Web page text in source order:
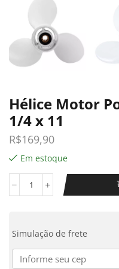
Hélice Motor
1/4 x 11
R$169,90
Em estoque
Simulação de frete